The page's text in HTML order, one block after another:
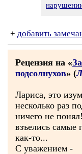
+ добавить
Рецензия на «
подсолнухов» (
Лариса, это
несколько раз
ничего не
взъелись самые
как-то...
С уважением -